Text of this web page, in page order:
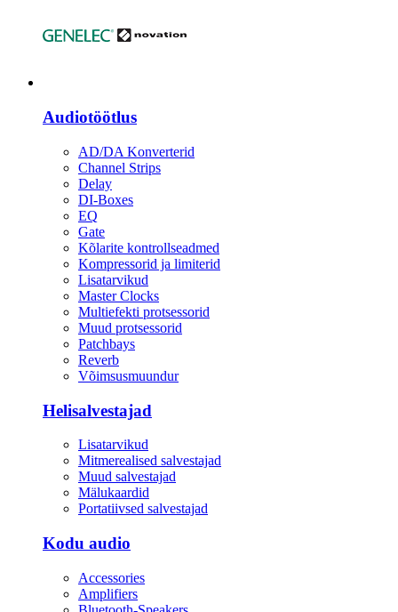
Audiotöötlus
AD/DA Konverterid
Channel Strips
Delay
DI-Boxes
EQ
Gate
Kõlarite kontrollseadmed
Kompressorid ja limiterid
Lisatarvikud
Master Clocks
Multiefekti protsessorid
Muud protsessorid
Patchbays
Reverb
Võimsusmuundur
Helisalvestajad
Lisatarvikud
Mitmerealised salvestajad
Muud salvestajad
Mälukaardid
Portatiivsed salvestajad
Kodu audio
Accessories
Amplifiers